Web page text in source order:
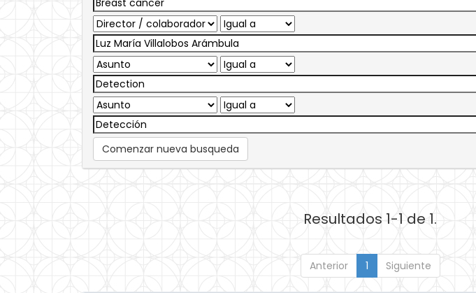
Comenzar nueva busqueda
Resultados 1-1 de 1.
Anterior 1 Siguiente